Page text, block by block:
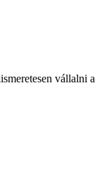
vállalni